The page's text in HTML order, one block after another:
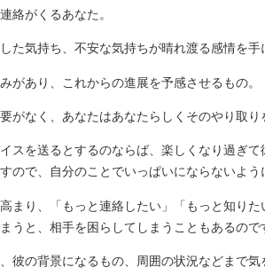
絡がくるあなた。
た気持ち、不安な気持ちが晴れ渡る感情を手
があり、これからの進展を予感させるもの。
がなく、あなたはあなたらしくそのやり取り
スを送るとするのならば、楽しくなり過ぎ
ので、自分のことでいっぱいにならないよう
まり、「もっと連絡したい」「もっと知り
うと、相手を困らしてしまうこともあるので
彼の背景になるもの、周囲の状況などまで